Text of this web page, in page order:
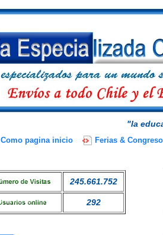
"la
Como pagina inicio Ferias &
245.661.752
292